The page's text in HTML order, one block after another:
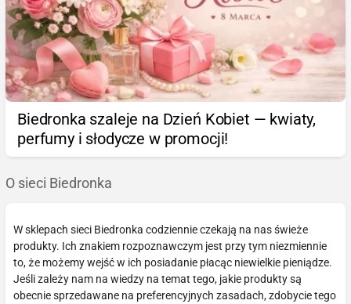
Biedronka szaleje na Dzień Kobiet — kwiaty,
perfumy i słodycze w promocji!
O sieci Biedronka
W sklepach sieci Biedronka codziennie czekają na nas świeże
produkty. Ich znakiem rozpoznawczym jest przy tym niezmiennie
to, że możemy wejść w ich posiadanie płacąc niewielkie pieniądze.
Jeśli zależy nam na wiedzy na temat tego, jakie produkty są
obecnie sprzedawane na preferencyjnych zasadach, zdobycie tego